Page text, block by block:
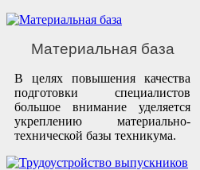
Материальная база
В целях повышения качества
подготовки специалистов
большое внимание уделяется
укреплению материально-
технической базы техникума.